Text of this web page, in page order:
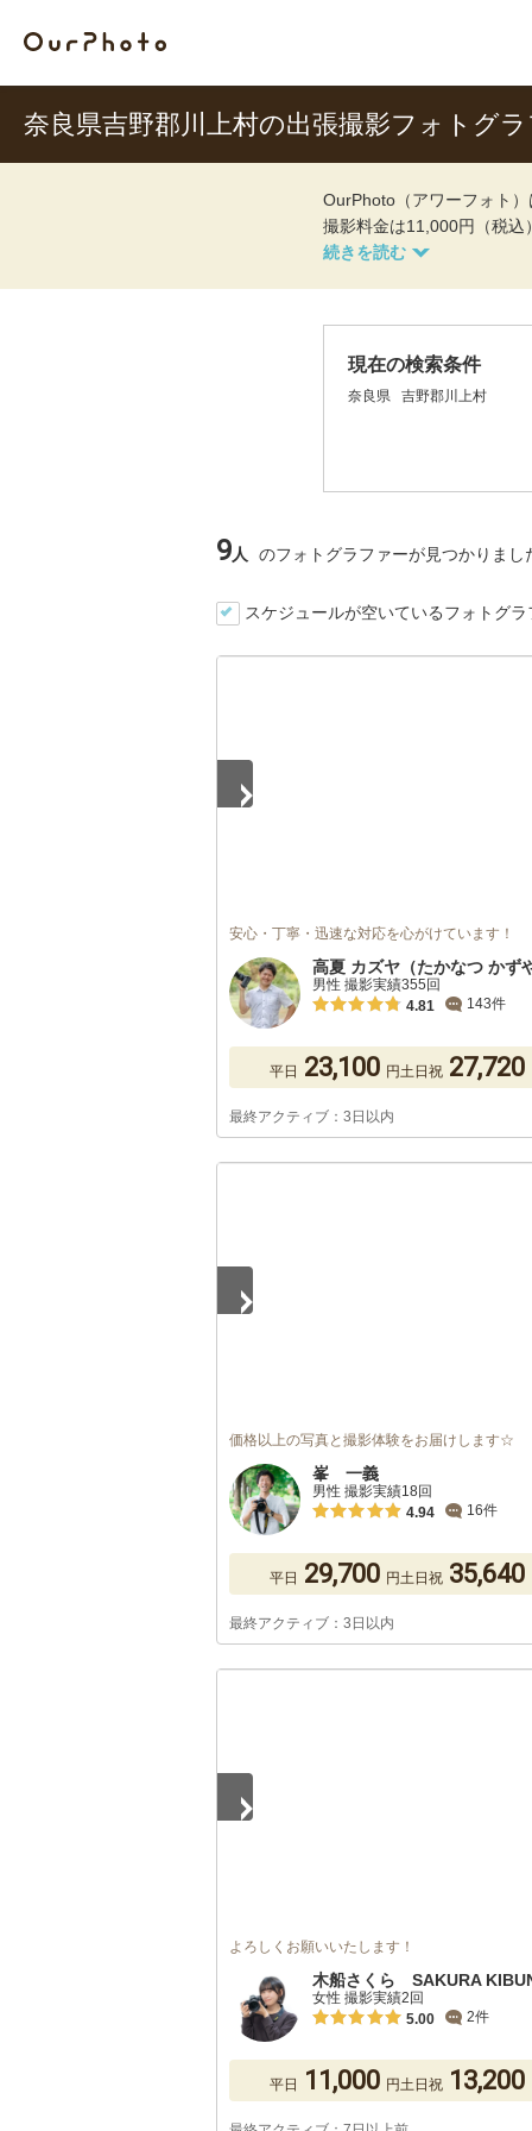
奈良県吉野郡川上村の出張撮影フォトグ
OurPhoto（アワーフォト
撮影料金は11,000円（税込
現在の検索条件
奈良県 吉野郡川上村
9人 のフォトグラファーが見つかりまし
スケジュールが空いているフォトグ
安心・丁寧・迅速な対応を心がけています！
高夏 カズヤ（たかなつ かず
男性 撮影実績355回
4.81
143件
平日 23,100 円土日祝 27,720
最終アクティブ：3日以内
価格以上の写真と撮影体験をお届けします☆
峯 一義
男性 撮影実績18回
4.94
16件
平日 29,700 円土日祝 35,640
最終アクティブ：3日以内
よろしくお願いいたします！
木船さくら SAKURA
女性 撮影実績2回
5.00
2件
平日 11,000 円土日祝 13,200